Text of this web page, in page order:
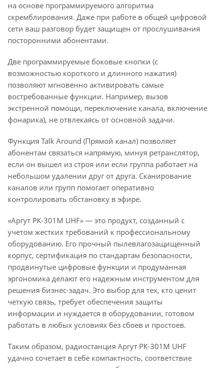
на основе программируемого алгоритма
скремблирования. Даже при работе в общей цифровой
сети ваш разговор будет защищен от прослушивания
посторонними абонентами.
Две программируемые боковые кнопки (с
возможностью короткого и длинного нажатия)
позволяют мгновенно активировать самые
востребованные функции. Например, вызов
экстренной помощи, переключение канала, включение
фонарика), не отвлекаясь от основной задачи.
Функция Talk Around (Прямой канал) позволяет
абонентам связаться напрямую, минуя ретранслятор,
если он вышел из строя или если группа работает на
небольшом удалении друг от друга. Сканирование
каналов или групп помогает оперативно
контролировать обстановку в эфире.
«Аргут РК-301М UHF» — это продукт, созданный с
учетом жестких требований к профессиональному
оборудованию. Его прочный пылевлагозащищенный
корпус, сертификация по стандартам безопасности,
продвинутые цифровые функции и продуманная
эргономика делают его надежным инструментом для
решения бизнес-задач. Это выбор для тех, кто ценит
четкую связь, требует обеспечения защиты
информации и нуждается в оборудовании, готовом
работать в любых условиях без сбоев и простоев.
Таким образом, радиостанция Аргут РК-301М UHF
удачно сочетает в себе компактность, соответствие